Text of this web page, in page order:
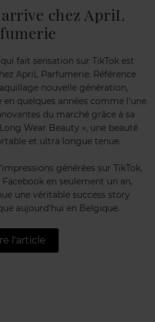
chez ApriL
fait sensation sur TikTok est
ApriL Parfumerie. Référence
nouvelle génération,
quelques années comme l'une
du marché grâce à sa
Wear Beauty », une beauté
et ultra longue tenue.
générées sur TikTok,
en seulement un an,
une véritable success story
aujourd'hui en Belgique.
l'article